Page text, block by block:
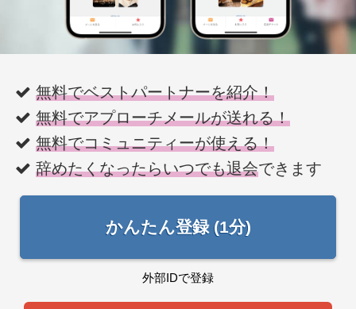
無料でベストパートナーを紹介！
無料でアプローチメールが送れる！
無料でコミュニティーが使える！
辞めたくなったらいつでも退会できます
かんたん登録 (1分)
外部IDで登録